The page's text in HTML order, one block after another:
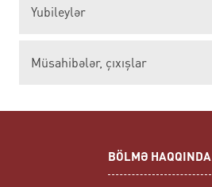
Yubileylər
Müsahibələr, çıxışlar
BÖLMƏ HAQQINDA